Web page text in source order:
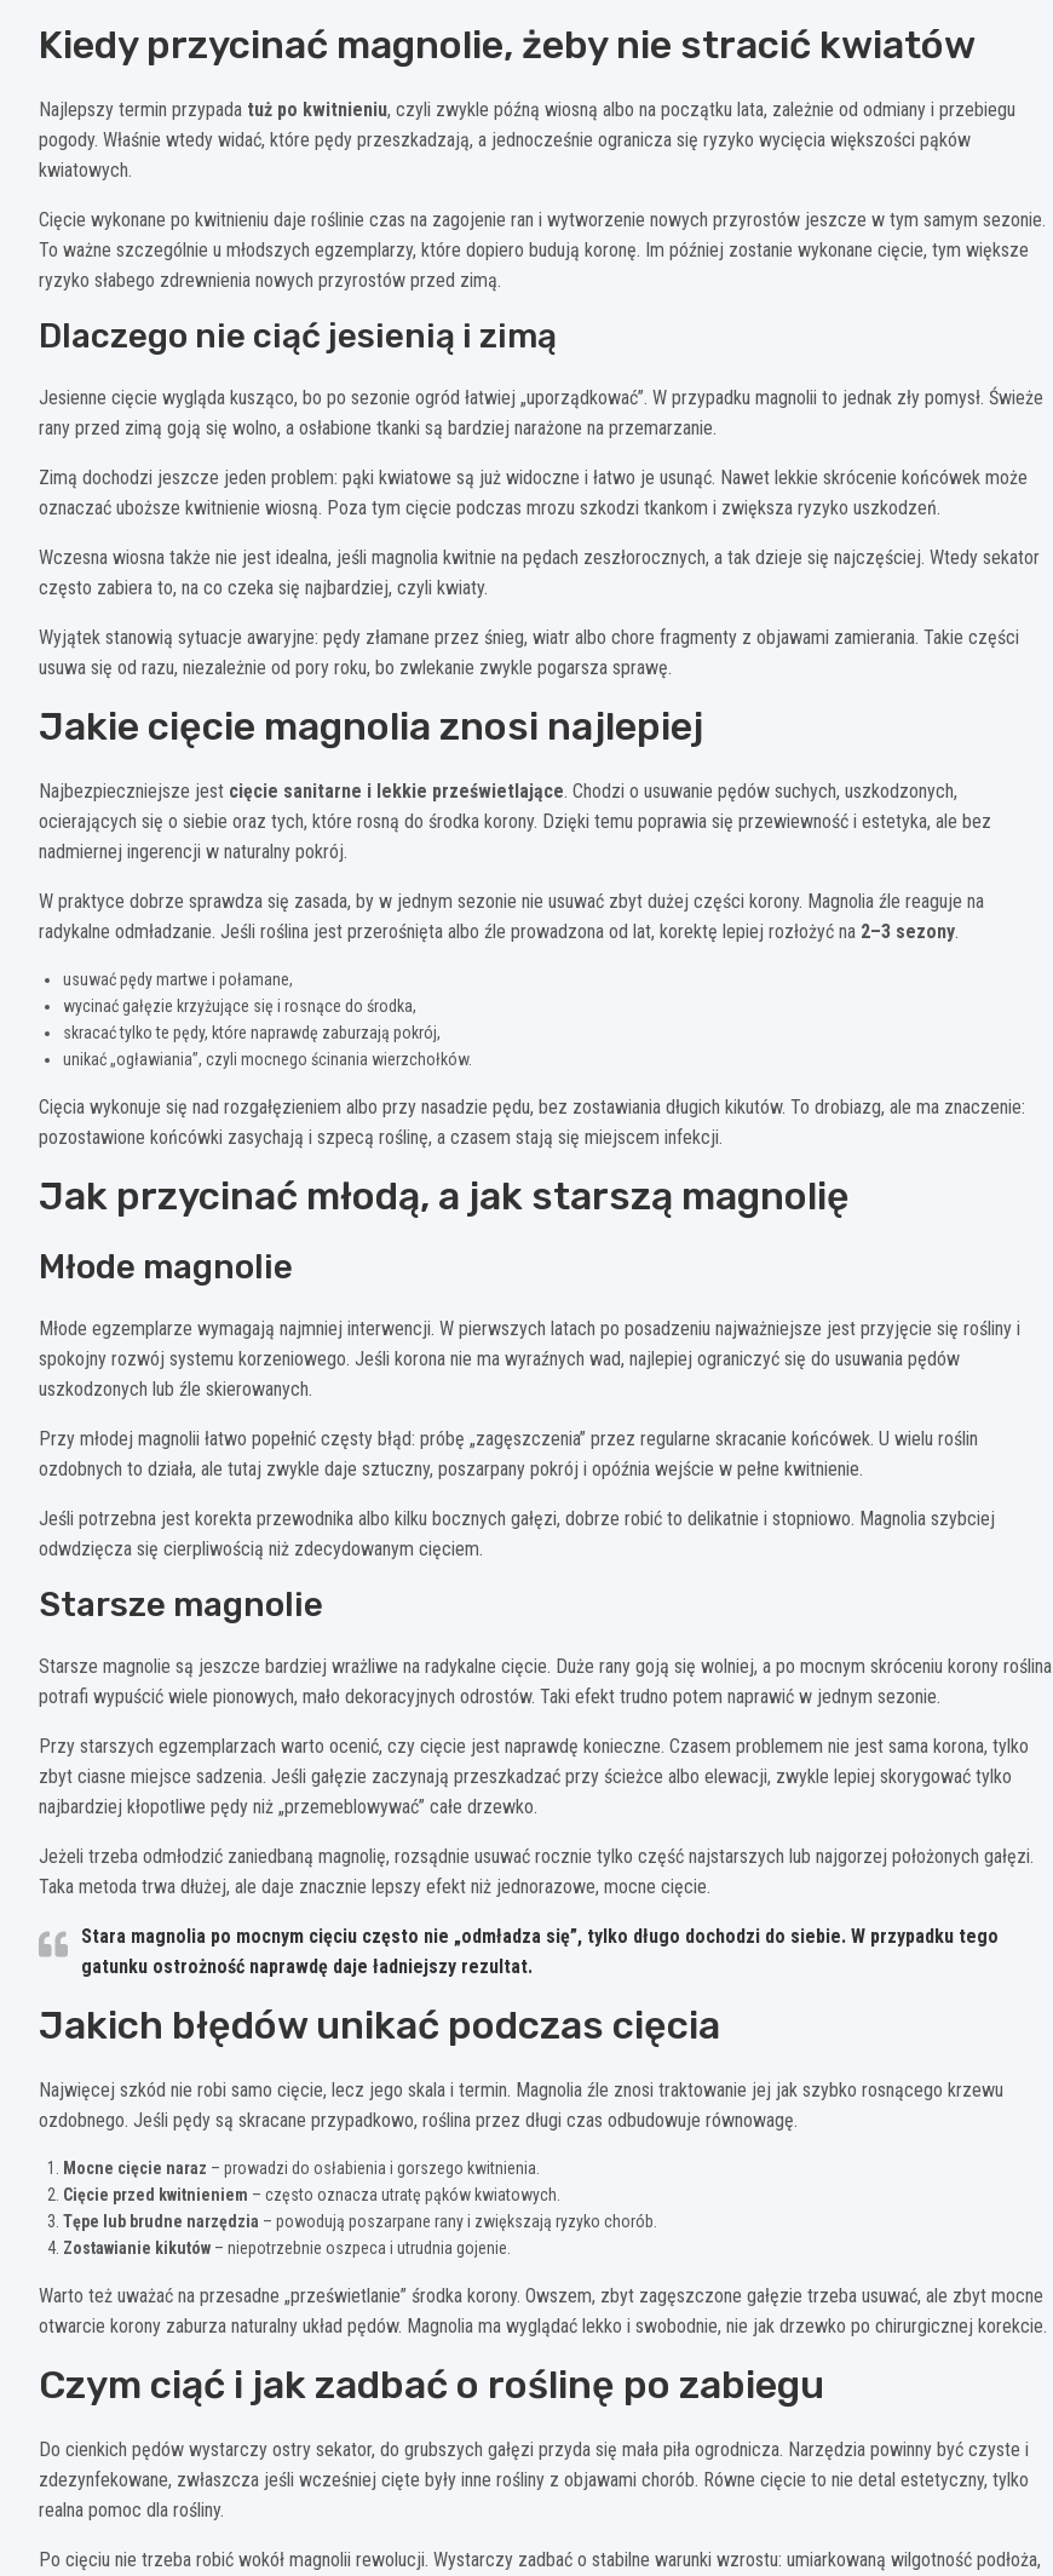
Kiedy przycinać magnolie, żeby nie stracić kwiatów
Najlepszy termin przypada tuż po kwitnieniu, czyli zwykle późną wiosną albo na początku lata, zależnie od odmiany i przebiegu
pogody. Właśnie wtedy widać, które pędy przeszkadzają, a jednocześnie ogranicza się ryzyko wycięcia większości pąków
kwiatowych.
Cięcie wykonane po kwitnieniu daje roślinie czas na zagojenie ran i wytworzenie nowych przyrostów jeszcze w tym samym sezonie.
To ważne szczególnie u młodszych egzemplarzy, które dopiero budują koronę. Im później zostanie wykonane cięcie, tym większe
ryzyko słabego zdrewnienia nowych przyrostów przed zimą.
Dlaczego nie ciąć jesienią i zimą
Jesienne cięcie wygląda kusząco, bo po sezonie ogród łatwiej „uporządkować”. W przypadku magnolii to jednak zły pomysł. Świeże
rany przed zimą goją się wolno, a osłabione tkanki są bardziej narażone na przemarzanie.
Zimą dochodzi jeszcze jeden problem: pąki kwiatowe są już widoczne i łatwo je usunąć. Nawet lekkie skrócenie końcówek może
oznaczać uboższe kwitnienie wiosną. Poza tym cięcie podczas mrozu szkodzi tkankom i zwiększa ryzyko uszkodzeń.
Wczesna wiosna także nie jest idealna, jeśli magnolia kwitnie na pędach zeszłorocznych, a tak dzieje się najczęściej. Wtedy sekator
często zabiera to, na co czeka się najbardziej, czyli kwiaty.
Wyjątek stanowią sytuacje awaryjne: pędy złamane przez śnieg, wiatr albo chore fragmenty z objawami zamierania. Takie części
usuwa się od razu, niezależnie od pory roku, bo zwlekanie zwykle pogarsza sprawę.
Jakie cięcie magnolia znosi najlepiej
Najbezpieczniejsze jest cięcie sanitarne i lekkie prześwietlające. Chodzi o usuwanie pędów suchych, uszkodzonych,
ocierających się o siebie oraz tych, które rosną do środka korony. Dzięki temu poprawia się przewiewność i estetyka, ale bez
nadmiernej ingerencji w naturalny pokrój.
W praktyce dobrze sprawdza się zasada, by w jednym sezonie nie usuwać zbyt dużej części korony. Magnolia źle reaguje na
radykalne odmładzanie. Jeśli roślina jest przerośnięta albo źle prowadzona od lat, korektę lepiej rozłożyć na 2–3 sezony.
usuwać pędy martwe i połamane,
wycinać gałęzie krzyżujące się i rosnące do środka,
skracać tylko te pędy, które naprawdę zaburzają pokrój,
unikać „ogławiania”, czyli mocnego ścinania wierzchołków.
Cięcia wykonuje się nad rozgałęzieniem albo przy nasadzie pędu, bez zostawiania długich kikutów. To drobiazg, ale ma znaczenie:
pozostawione końcówki zasychają i szpecą roślinę, a czasem stają się miejscem infekcji.
Jak przycinać młodą, a jak starszą magnolię
Młode magnolie
Młode egzemplarze wymagają najmniej interwencji. W pierwszych latach po posadzeniu najważniejsze jest przyjęcie się rośliny i
spokojny rozwój systemu korzeniowego. Jeśli korona nie ma wyraźnych wad, najlepiej ograniczyć się do usuwania pędów
uszkodzonych lub źle skierowanych.
Przy młodej magnolii łatwo popełnić częsty błąd: próbę „zagęszczenia” przez regularne skracanie końcówek. U wielu roślin
ozdobnych to działa, ale tutaj zwykle daje sztuczny, poszarpany pokrój i opóźnia wejście w pełne kwitnienie.
Jeśli potrzebna jest korekta przewodnika albo kilku bocznych gałęzi, dobrze robić to delikatnie i stopniowo. Magnolia szybciej
odwdzięcza się cierpliwością niż zdecydowanym cięciem.
Starsze magnolie
Starsze magnolie są jeszcze bardziej wrażliwe na radykalne cięcie. Duże rany goją się wolniej, a po mocnym skróceniu korony roślina
potrafi wypuścić wiele pionowych, mało dekoracyjnych odrostów. Taki efekt trudno potem naprawić w jednym sezonie.
Przy starszych egzemplarzach warto ocenić, czy cięcie jest naprawdę konieczne. Czasem problemem nie jest sama korona, tylko
zbyt ciasne miejsce sadzenia. Jeśli gałęzie zaczynają przeszkadzać przy ścieżce albo elewacji, zwykle lepiej skorygować tylko
najbardziej kłopotliwe pędy niż „przemeblowywać” całe drzewko.
Jeżeli trzeba odmłodzić zaniedbaną magnolię, rozsądnie usuwać rocznie tylko część najstarszych lub najgorzej położonych gałęzi.
Taka metoda trwa dłużej, ale daje znacznie lepszy efekt niż jednorazowe, mocne cięcie.
Stara magnolia po mocnym cięciu często nie „odmładza się”, tylko długo dochodzi do siebie. W przypadku tego
gatunku ostrożność naprawdę daje ładniejszy rezultat.
Jakich błędów unikać podczas cięcia
Najwięcej szkód nie robi samo cięcie, lecz jego skala i termin. Magnolia źle znosi traktowanie jej jak szybko rosnącego krzewu
ozdobnego. Jeśli pędy są skracane przypadkowo, roślina przez długi czas odbudowuje równowagę.
Mocne cięcie naraz – prowadzi do osłabienia i gorszego kwitnienia.
Cięcie przed kwitnieniem – często oznacza utratę pąków kwiatowych.
Tępe lub brudne narzędzia – powodują poszarpane rany i zwiększają ryzyko chorób.
Zostawianie kikutów – niepotrzebnie oszpeca i utrudnia gojenie.
Warto też uważać na przesadne „prześwietlanie” środka korony. Owszem, zbyt zagęszczone gałęzie trzeba usuwać, ale zbyt mocne
otwarcie korony zaburza naturalny układ pędów. Magnolia ma wyglądać lekko i swobodnie, nie jak drzewko po chirurgicznej korekcie.
Czym ciąć i jak zadbać o roślinę po zabiegu
Do cienkich pędów wystarczy ostry sekator, do grubszych gałęzi przyda się mała piła ogrodnicza. Narzędzia powinny być czyste i
zdezynfekowane, zwłaszcza jeśli wcześniej cięte były inne rośliny z objawami chorób. Równe cięcie to nie detal estetyczny, tylko
realna pomoc dla rośliny.
Po cięciu nie trzeba robić wokół magnolii rewolucji. Wystarczy zadbać o stabilne warunki wzrostu: umiarkowaną wilgotność podłoża,